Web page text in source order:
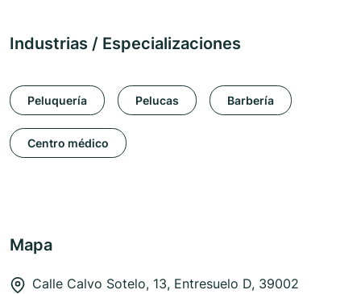
Industrias / Especializaciones
Peluquería Pelucas Barbería
Centro médico
Mapa
Calle Calvo Sotelo, 13, Entresuelo D, 39002